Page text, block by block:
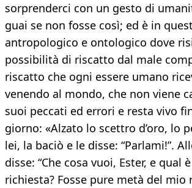
sorprenderci con un gesto di
guai se non fosse così; ed è in
antropologico e ontologico dove
possibilità di riscatto dal male
riscatto che ogni essere umano
venendo al mondo, che non viene
suoi peccati ed errori e resta vivo
giorno: «Alzato lo scettro d’oro, lo
lei, la baciò e le disse: “Parlami!”.
disse: “Che cosa vuoi, Ester, e qual
richiesta? Fosse pure metà del mio